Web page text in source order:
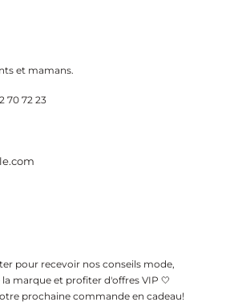
et mamans.
70 72 23
pour recevoir nos conseils mode,
marque et profiter d'offres VIP 🤍
prochaine commande en cadeau!